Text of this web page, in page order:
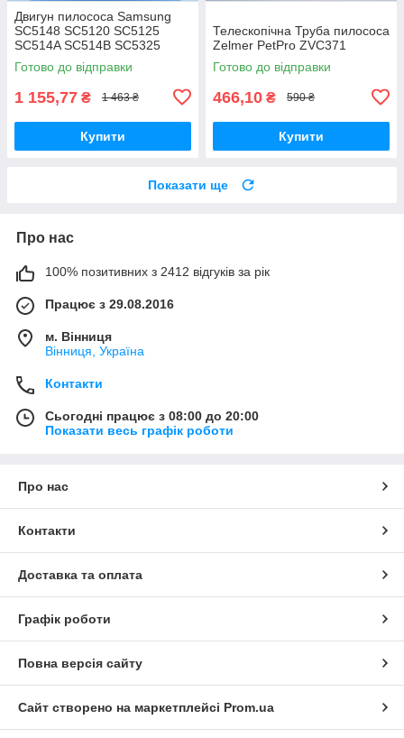
Двигун пилососа Samsung
SC5148 SC5120 SC5125
SC514A SC514B SC5325
оригінал
Готово до відправки
1 155,77 ₴ 1 463 ₴
Купити
Телескопічна Труба пилососа
Zelmer PetPro ZVC371
Готово до відправки
466,10 ₴ 590 ₴
Купити
Показати ще
Про нас
100% позитивних з 2412 відгуків за рік
Працює з 29.08.2016
м. Вінниця
Вінниця, Україна
Контакти
Сьогодні працює з 08:00 до 20:00
Показати весь графік роботи
Про нас
Контакти
Доставка та оплата
Графік роботи
Повна версія сайту
Сайт створено на маркетплейсі Prom.ua